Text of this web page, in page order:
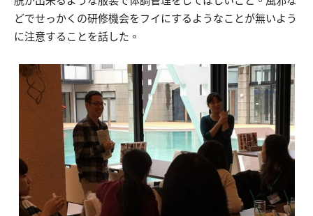
どでせっかくの研修機会をフイにするようなことが無いよう
に注意することを話した。